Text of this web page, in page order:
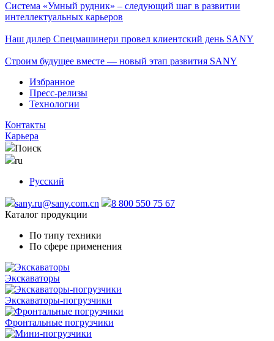
Система «Умный рудник» – следующий шаг в развитии
интеллектуальных карьеров
Наш дилер Спецмашинери провел клиентский день SANY
Строим будущее вместе — новый этап развития SANY
Избранное
Пресс-релизы
Технологии
Контакты
Карьера
Поиск
ru
Русский
sany.ru@sany.com.cn
8 800 550 75 67
Каталог продукции
По типу техники
По сфере применения
Экскаваторы
Экскаваторы-погрузчики
Фронтальные погрузчики